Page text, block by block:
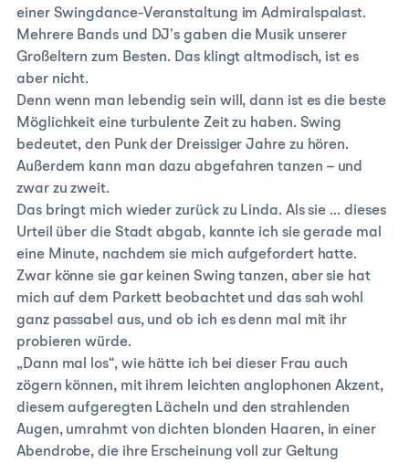
einer Swingdance-Veranstaltung im Admiralspalast.
Mehrere Bands und DJ’s gaben die Musik unserer
Großeltern zum Besten. Das klingt altmodisch, ist es
aber nicht.
Denn wenn man lebendig sein will, dann ist es die beste
Möglichkeit eine turbulente Zeit zu haben. Swing
bedeutet, den Punk der Dreissiger Jahre zu hören.
Außerdem kann man dazu abgefahren tanzen – und
zwar zu zweit.
Das bringt mich wieder zurück zu Linda. Als sie … dieses
Urteil über die Stadt abgab, kannte ich sie gerade mal
eine Minute, nachdem sie mich aufgefordert hatte.
Zwar könne sie gar keinen Swing tanzen, aber sie hat
mich auf dem Parkett beobachtet und das sah wohl
ganz passabel aus, und ob ich es denn mal mit ihr
probieren würde.
„Dann mal los“, wie hätte ich bei dieser Frau auch
zögern können, mit ihrem leichten anglophonen Akzent,
diesem aufgeregten Lächeln und den strahlenden
Augen, umrahmt von dichten blonden Haaren, in einer
Abendrobe, die ihre Erscheinung voll zur Geltung